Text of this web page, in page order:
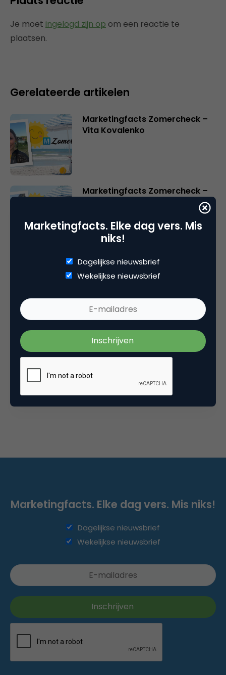
Je moet ingelogd zijn op om een reactie te
plaatsen.
Gerelateerde artikelen
Marketingfacts Zomercheck –
Vita Kovalenko
Marketingfacts Zomercheck –
Online casino’s krijgen nieuwe
vergunning: wat verandert er?
Marketingfacts Zomercheck –
Roel Stavorinus
Marketingfacts. Elke dag vers. Mis
niks!
Dagelijkse nieuwsbrief
Wekelijkse nieuwsbrief
Marketingfacts. Elke dag vers. Mis niks!
Dagelijkse nieuwsbrief
Wekelijkse nieuwsbrief